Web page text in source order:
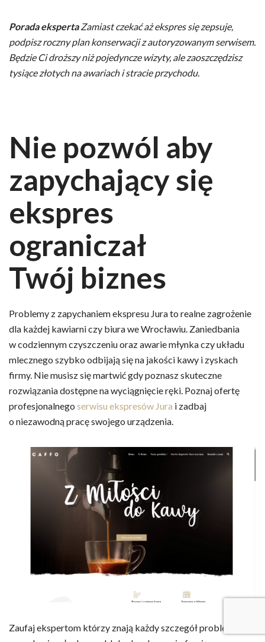
Porada eksperta Zamiast czekać aż ekspres się zepsuje,
podpisz roczny plan konserwacji z autoryzowanym serwisem.
Będzie Ci droższy niż pojedyncze wizyty, ale zaoszczędzisz
tysiące złotych na awariach i stracie przychodu.
Nie pozwól aby
zapychający się
ekspres
ograniczał
Twój biznes
Problemy z zapychaniem ekspresu Jura to realne zagrożenie
dla każdej kawiarni czy biura we Wrocławiu. Zaniedbania
w codziennym czyszczeniu oraz awarie młynka czy układu
mlecznego szybko odbijają się na jakości kawy i zyskach
firmy. Nie musisz się martwić gdy poznasz skuteczne
rozwiązania dostępne na wyciągnięcie ręki. Poznaj ofertę
profesjonalnego serwisu ekspresów Jura i zadbaj
o niezawodną pracę swojego urządzenia.
Zaufaj ekspertom którzy znają każdy szczegół problemu jak